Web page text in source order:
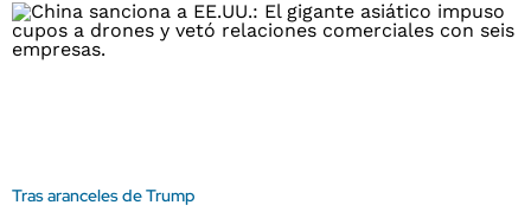
Tras aranceles de Trump